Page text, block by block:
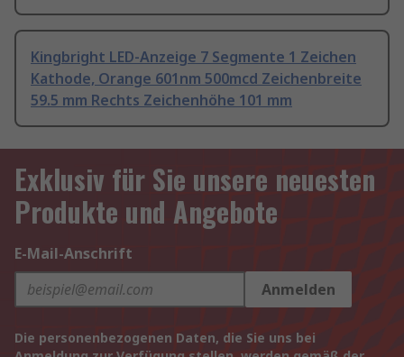
Kingbright LED-Anzeige 7 Segmente 1 Zeichen
Kathode, Orange 601nm 500mcd Zeichenbreite
59.5 mm Rechts Zeichenhöhe 101 mm
Exklusiv für Sie unsere neuesten
Produkte und Angebote
E-Mail-Anschrift
Anmelden
Die personenbezogenen Daten, die Sie uns bei